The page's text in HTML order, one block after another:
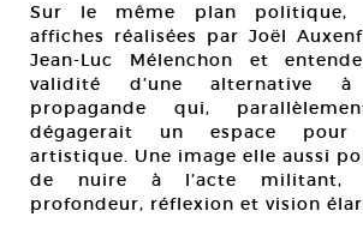
Sur le même plan politique,
affiches réalisées par Joël
Jean-Luc Mélenchon et
validité d’une alternative
propagande qui,
dégagerait un espace
artistique. Une image elle aussi
de nuire à l’acte militant,
profondeur, réflexion et vision